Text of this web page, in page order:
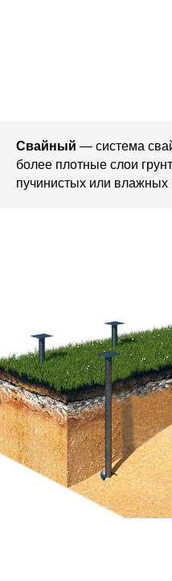
Свайный — система
более плотные слои
пучинистых или влажных